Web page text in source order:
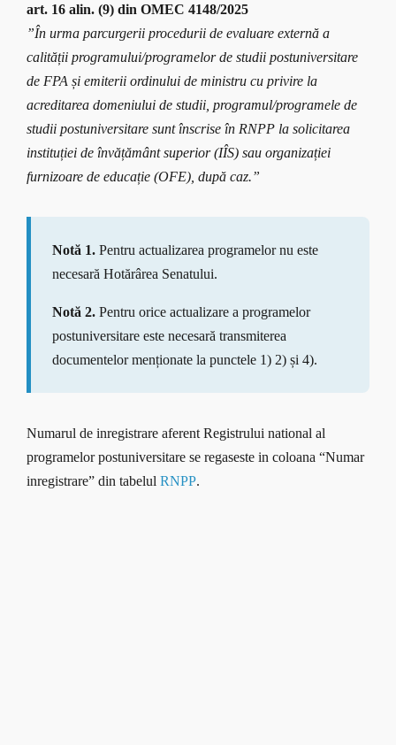
art. 16 alin. (9) din OMEC 4148/2025
”În urma parcurgerii procedurii de evaluare externă a
calității programului/programelor de studii postuniversitare
de FPA și emiterii ordinului de ministru cu privire la
acreditarea domeniului de studii, programul/programele de
studii postuniversitare sunt înscrise în RNPP la solicitarea
instituției de învățământ superior (IÎS) sau organizației
furnizoare de educație (OFE), după caz.”
Notă 1.Pentru actualizarea programelor nu este
necesară Hotărârea Senatului.
Notă 2.Pentru orice actualizare a programelor
postuniversitare este necesară transmiterea
documentelor menționate la punctele 1) 2) și 4).
Numarul de inregistrare aferent Registrului national al
programelor postuniversitare se regaseste in coloana “Numar
inregistrare” din tabelul RNPP.